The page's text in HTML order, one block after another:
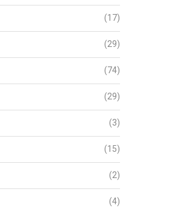
(17)
(29)
(74)
(29)
(3)
(15)
(2)
(4)